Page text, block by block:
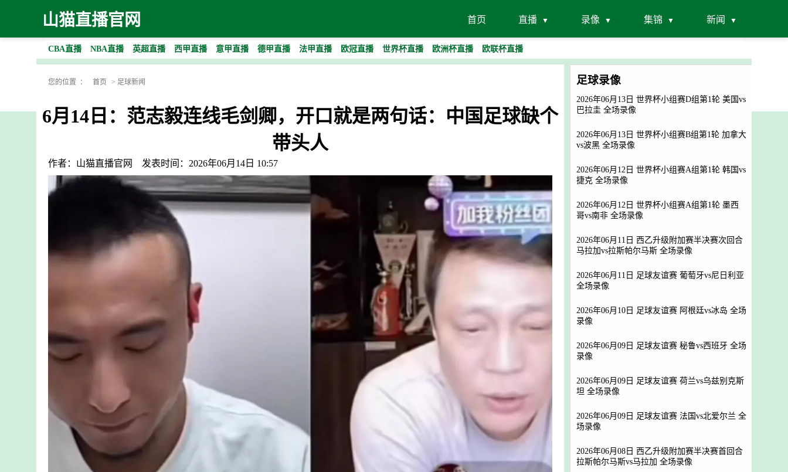
山猫直播官网 首页 直播 录像 集锦 新闻
CBA直播 NBA直播 英超直播 西甲直播 意甲直播 德甲直播 法甲直播 欧冠直播 世界杯直播 欧洲杯直播 欧联杯直播
您的位置 ： 首页 > 足球新闻
6月14日：范志毅连线毛剑卿，开口就是两句话：中国足球缺个
带头人
作者：山猫直播官网 发表时间：2026年06月14日 10:57
足球录像
2026年06月13日 世界杯小组赛D组第1轮 美国vs
巴拉圭 全场录像
2026年06月13日 世界杯小组赛B组第1轮 加拿大
vs波黑 全场录像
2026年06月12日 世界杯小组赛A组第1轮 韩国vs
捷克 全场录像
2026年06月12日 世界杯小组赛A组第1轮 墨西
哥vs南非 全场录像
2026年06月11日 西乙升级附加赛半决赛次回合
马拉加vs拉斯帕尔马斯 全场录像
2026年06月11日 足球友谊赛 葡萄牙vs尼日利亚
全场录像
2026年06月10日 足球友谊赛 阿根廷vs冰岛 全场
录像
2026年06月09日 足球友谊赛 秘鲁vs西班牙 全场
录像
2026年06月09日 足球友谊赛 荷兰vs乌兹别克斯
坦 全场录像
2026年06月09日 足球友谊赛 法国vs北爱尔兰 全
场录像
2026年06月08日 西乙升级附加赛半决赛首回合
拉斯帕尔马斯vs马拉加 全场录像